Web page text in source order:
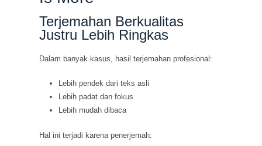
Terjemahan Berkualitas
Justru Lebih Ringkas
Dalam banyak kasus, hasil terjemahan profesional:
Lebih pendek dari teks asli
Lebih padat dan fokus
Lebih mudah dibaca
Hal ini terjadi karena penerjemah: